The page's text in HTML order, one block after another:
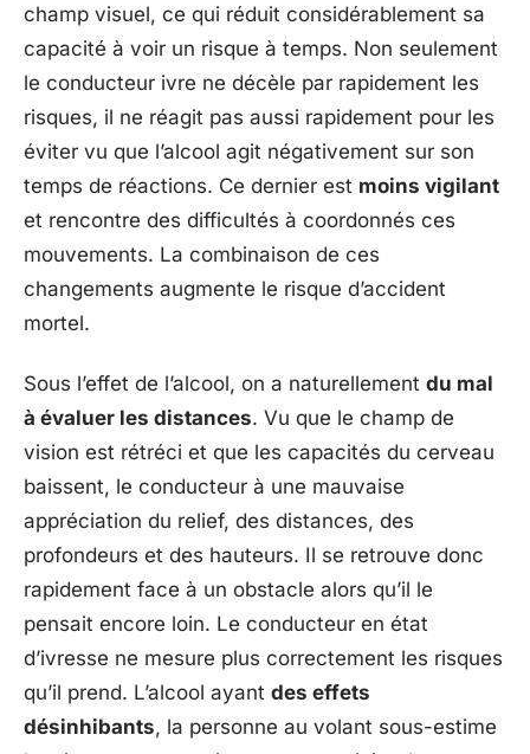
champ visuel, ce qui réduit considérablement sa
capacité à voir un risque à temps. Non seulement
le conducteur ivre ne décèle par rapidement les
risques, il ne réagit pas aussi rapidement pour les
éviter vu que l’alcool agit négativement sur son
temps de réactions. Ce dernier est moins vigilant
et rencontre des difficultés à coordonnés ces
mouvements. La combinaison de ces
changements augmente le risque d’accident
mortel.
Sous l’effet de l’alcool, on a naturellement du mal
à évaluer les distances. Vu que le champ de
vision est rétréci et que les capacités du cerveau
baissent, le conducteur à une mauvaise
appréciation du relief, des distances, des
profondeurs et des hauteurs. Il se retrouve donc
rapidement face à un obstacle alors qu’il le
pensait encore loin. Le conducteur en état
d’ivresse ne mesure plus correctement les risques
qu’il prend. L’alcool ayant des effets
désinhibants, la personne au volant sous-estime